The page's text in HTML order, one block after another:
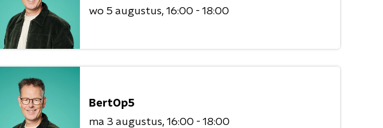
wo 5 augustus 16:00 - 18:00
BertOp5
ma 3 augustus 16:00 - 18:00